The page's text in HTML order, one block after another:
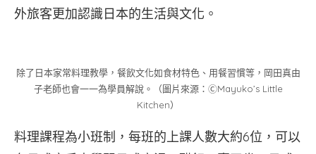
外旅客更加認識日本的生活與文化。
除了日本家常料理教學，餐飲文化如食材特色、用餐習慣等，岡田真由
子老師也會一一為學員解說。（圖片來源：ⒸMayuko’s Little
Kitchen）
料理課程為小班制，每班的上課人數大約6位，可以